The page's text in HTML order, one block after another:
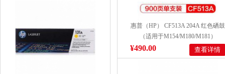
惠普（HP） CF513A 204A 红色硒鼓
（适用于M154/M180/M181）
¥490.00 查看详情